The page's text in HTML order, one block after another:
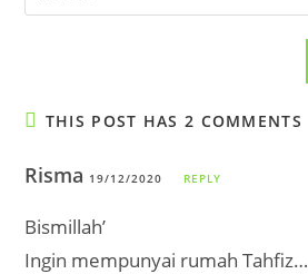
comment
your
THIS POST HAS 2 COMMENTS
Risma 19/12/2020 REPLY
Bismillah’
Ingin mempunyai rumah Tahfiz…